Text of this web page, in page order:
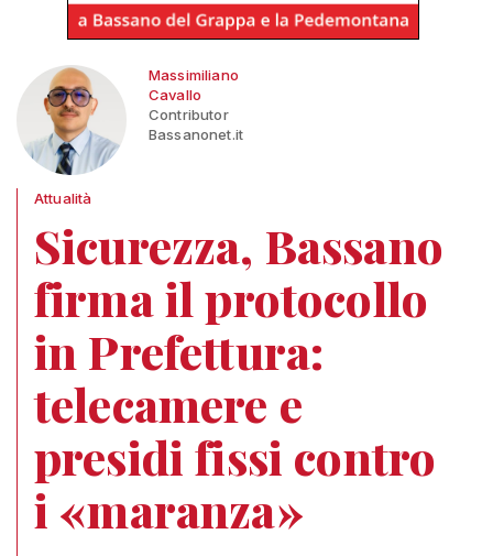
Massimiliano
Cavallo
Contributor
Bassanonet.it
Attualità
Sicurezza, Bassano
firma il protocollo
in Prefettura:
telecamere e
presidi fissi contro
i «maranza»